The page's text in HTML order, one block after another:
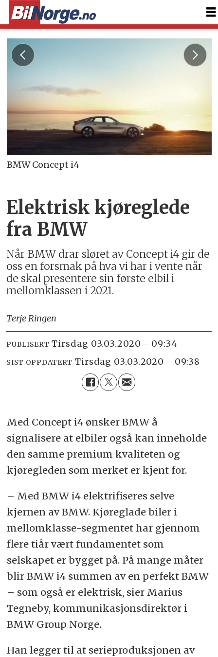
BMW Concept i4
Elektrisk kjøreglede
fra BMW
Når BMW drar sløret av Concept i4 gir de
oss en forsmak på hva vi har i vente når
de skal presentere sin første elbil i
mellomklassen i 2021.
Terje Ringen
PUBLISERT tirsdag 03.03.2020 - 09:34
SIST OPPDATERT tirsdag 03.03.2020 - 09:38
Med Concept i4 ønsker BMW å
signalisere at elbiler også kan inneholde
den samme premium kvaliteten og
kjøregleden som merket er kjent for.
– Med BMW i4 elektrifiseres selve
kjernen av BMW. Kjøreglade biler i
mellomklasse-segmentet har gjennom
flere tiår vært fundamentet som
selskapet er bygget på. På mange måter
blir BMW i4 summen av en perfekt BMW
– som også er elektrisk, sier Marius
Tegneby, kommunikasjonsdirektør i
BMW Group Norge.
Han legger til at serieproduksjonen av